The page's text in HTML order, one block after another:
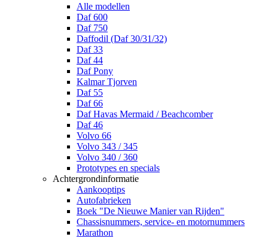
Alle modellen
Daf 600
Daf 750
Daffodil (Daf 30/31/32)
Daf 33
Daf 44
Daf Pony
Kalmar Tjorven
Daf 55
Daf 66
Daf Havas Mermaid / Beachcomber
Daf 46
Volvo 66
Volvo 343 / 345
Volvo 340 / 360
Prototypes en specials
Achtergrondinformatie
Aankooptips
Autofabrieken
Boek "De Nieuwe Manier van Rijden"
Chassisnummers, service- en motornummers
Marathon